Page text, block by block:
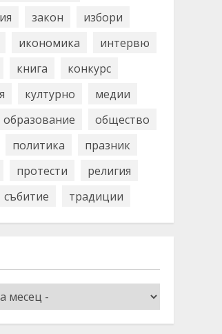
закон
избори
икономика
интервю
книга
конкурс
културно
медии
образование
общество
политика
празник
протести
религия
събитие традиции